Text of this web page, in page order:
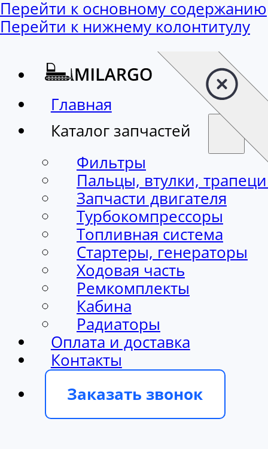
Перейти к основному содержанию
Перейти к нижнему колонтитулу
Главная
Каталог запчастей
Фильтры
Пальцы, втулки,
Запчасти двигателя
Турбокомпрессоры
Топливная система
Стартеры, генераторы
Ходовая часть
Ремкомплекты
Кабина
Радиаторы
Оплата и доставка
Контакты
Заказать звонок